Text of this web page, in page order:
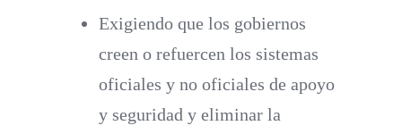
Exigiendo que los gobiernos
creen o refuercen los sistemas
oficiales y no oficiales de apoyo
y seguridad y eliminar la